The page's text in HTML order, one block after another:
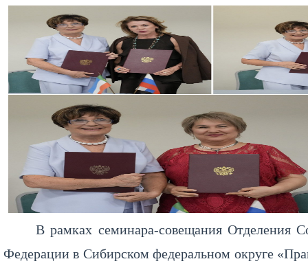
В рамках семинара-совещания Отделения
Федерации в Сибирском федеральном округе